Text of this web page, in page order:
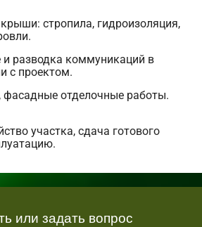
стропила, гидроизоляция,
и разводка коммуникаций в
с проектом.
фасадные отделочные работы.
участка, сдача готового
или задать вопрос